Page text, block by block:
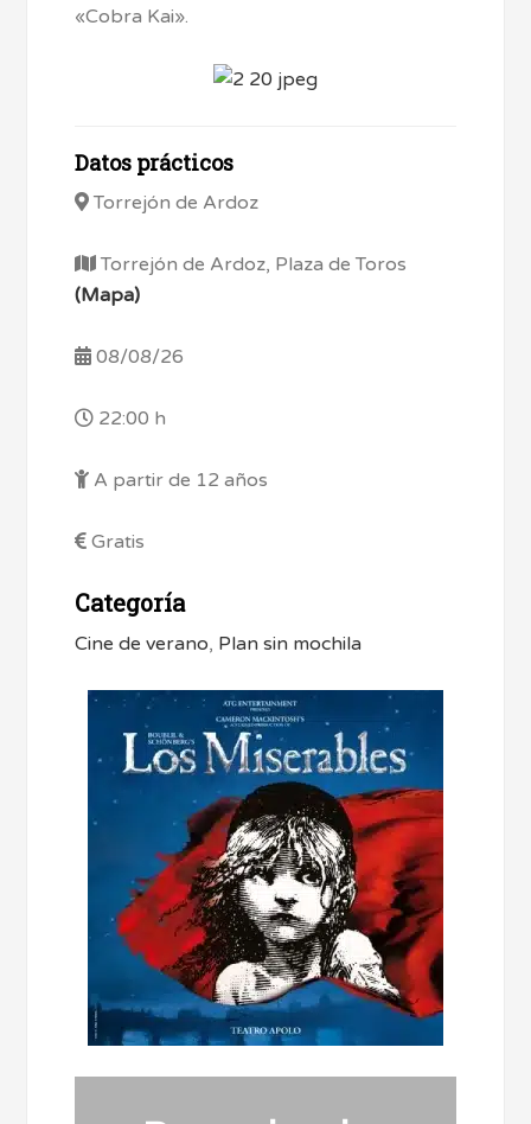
«Cobra Kai».
Datos prácticos
Torrejón de Ardoz
Torrejón de Ardoz, Plaza de Toros
(Mapa)
08/08/26
22:00 h
A partir de 12 años
Gratis
Categoría
Cine de verano, Plan sin mochila